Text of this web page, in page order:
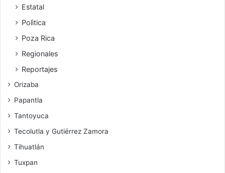
Estatal
Polìtica
Poza Rica
Regionales
Reportajes
Orizaba
Papantla
Tantoyuca
Tecolutla y Gutiérrez Zamora
Tihuatlán
Tuxpan